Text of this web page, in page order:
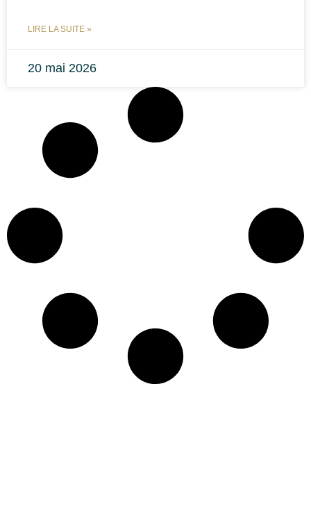
LIRE LA SUITE »
20 mai 2026